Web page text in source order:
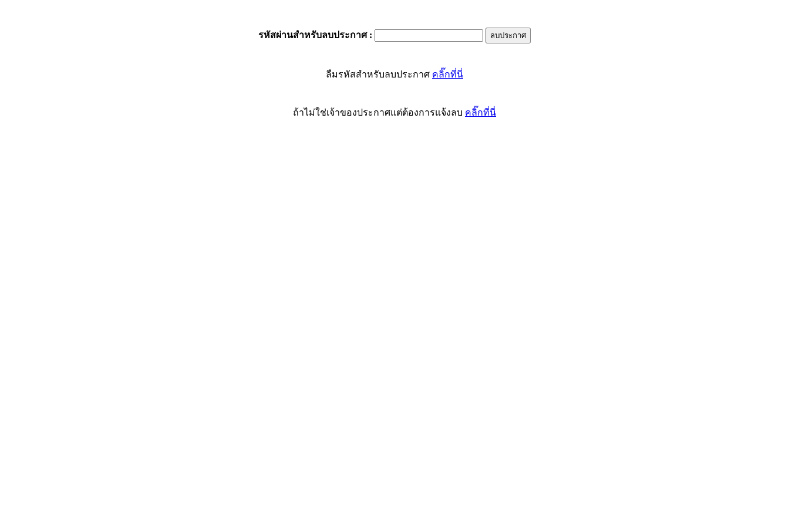
รหัสผ่านสำหรับลบประกาศ:
ลืมรหัสสำหรับลบประกาศ คลิ๊กที่นี่
ถ้าไม่ใช่เจ้าของประกาศแต่ต้องการแจ้งลบ คลิ๊กที่นี่